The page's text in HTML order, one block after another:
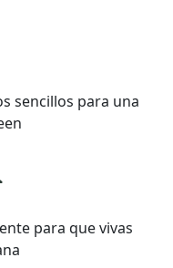
sencillos para una
para que vivas